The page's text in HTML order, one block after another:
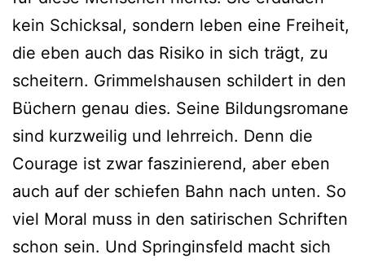
kein Schicksal, sondern leben eine Freiheit,
die eben auch das Risiko in sich trägt, zu
scheitern. Grimmelshausen schildert in den
Büchern genau dies. Seine Bildungsromane
sind kurzweilig und lehrreich. Denn die
Courage ist zwar faszinierend, aber eben
auch auf der schiefen Bahn nach unten. So
viel Moral muss in den satirischen Schriften
schon sein. Und Springinsfeld macht sich